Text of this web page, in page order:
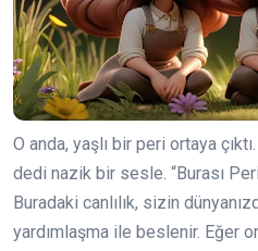
O anda, yaşlı bir peri ortaya
dedi nazik bir sesle. “Burası Peri
Buradaki canlılık, sizin
yardımlaşma ile beslenir. Eğer